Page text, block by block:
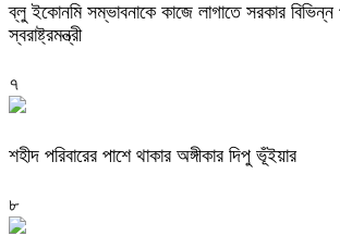
ব্লু ইকোনমি সম্ভাবনাকে কাজে লাগাতে সরকার বিভিন্ন
স্বরাষ্ট্রমন্ত্রী
৭
শহীদ পরিবারের পাশে থাকার অঙ্গীকার দিপু ভূঁইয়ার
৮